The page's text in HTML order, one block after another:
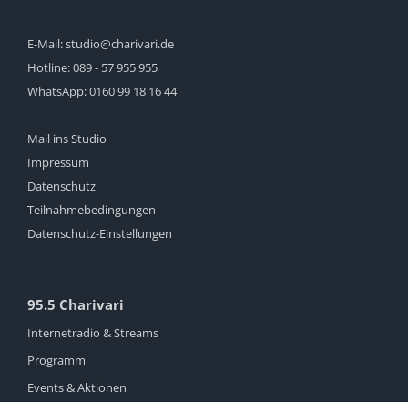
E-Mail:studio@charivari.de
Hotline:089 - 57 955 955
WhatsApp:0160 99 18 16 44
Mail ins Studio
Impressum
Datenschutz
Teilnahmebedingungen
Datenschutz-Einstellungen
95.5 Charivari
Internetradio & Streams
Programm
Events & Aktionen